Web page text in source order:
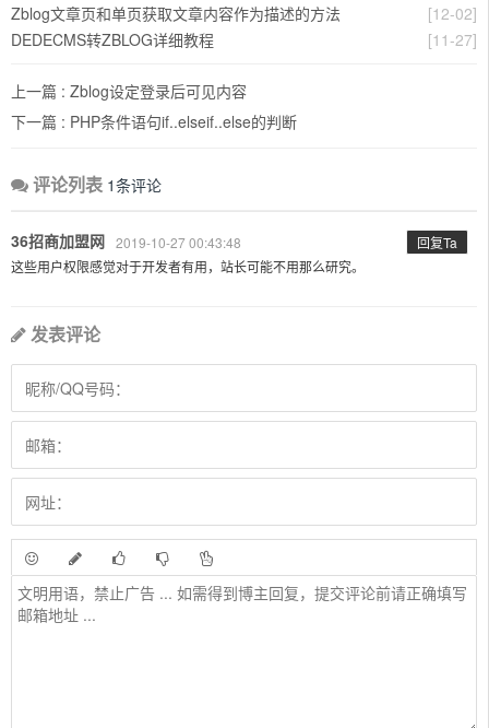
[12-02]
Zblog文章页和单页获取文章内容作为描述的方法
[11-27]
DEDECMS转ZBLOG详细教程
上一篇 : Zblog设定登录后可见内容
下一篇 : PHP条件语句if..elseif..else的判断
评论列表 1条评论
36招商加盟网 2019-10-27 00:43:48
回复Ta
这些用户权限感觉对于开发者有用，站长可能不用那么研究。
发表评论